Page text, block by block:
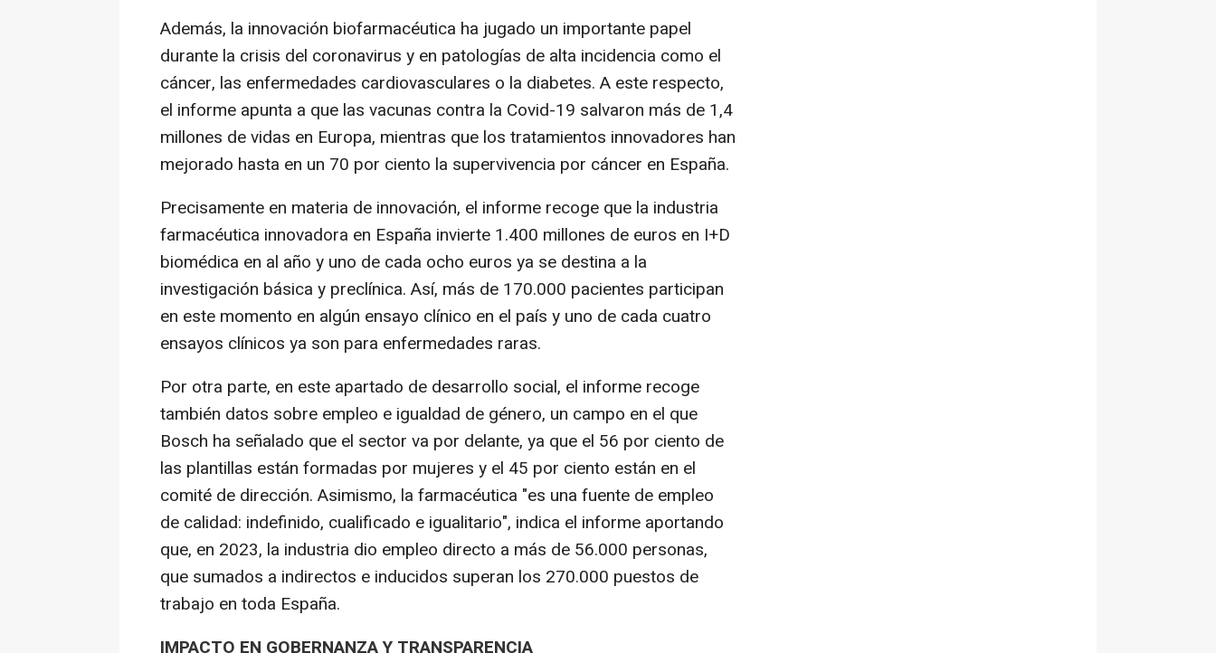
Además, la innovación biofarmacéutica ha jugado un importante papel
durante la crisis del coronavirus y en patologías de alta incidencia como el
cáncer, las enfermedades cardiovasculares o la diabetes. A este respecto,
el informe apunta a que las vacunas contra la Covid-19 salvaron más de 1,4
millones de vidas en Europa, mientras que los tratamientos innovadores han
mejorado hasta en un 70 por ciento la supervivencia por cáncer en España.
Precisamente en materia de innovación, el informe recoge que la industria
farmacéutica innovadora en España invierte 1.400 millones de euros en I+D
biomédica en al año y uno de cada ocho euros ya se destina a la
investigación básica y preclínica. Así, más de 170.000 pacientes participan
en este momento en algún ensayo clínico en el país y uno de cada cuatro
ensayos clínicos ya son para enfermedades raras.
Por otra parte, en este apartado de desarrollo social, el informe recoge
también datos sobre empleo e igualdad de género, un campo en el que
Bosch ha señalado que el sector va por delante, ya que el 56 por ciento de
las plantillas están formadas por mujeres y el 45 por ciento están en el
comité de dirección. Asimismo, la farmacéutica "es una fuente de empleo
de calidad: indefinido, cualificado e igualitario", indica el informe aportando
que, en 2023, la industria dio empleo directo a más de 56.000 personas,
que sumados a indirectos e inducidos superan los 270.000 puestos de
trabajo en toda España.
IMPACTO EN GOBERNANZA Y TRANSPARENCIA